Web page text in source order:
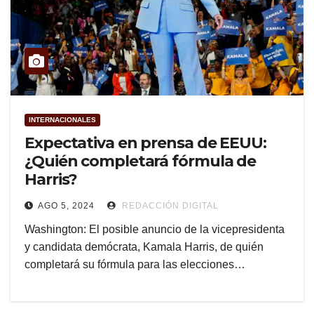
INTERNACIONALES
Expectativa en prensa de EEUU:
¿Quién completará fórmula de
Harris?
AGO 5, 2024 REDACCIÓN DIGITAL
Washington: El posible anuncio de la vicepresidenta
y candidata demócrata, Kamala Harris, de quién
completará su fórmula para las elecciones…